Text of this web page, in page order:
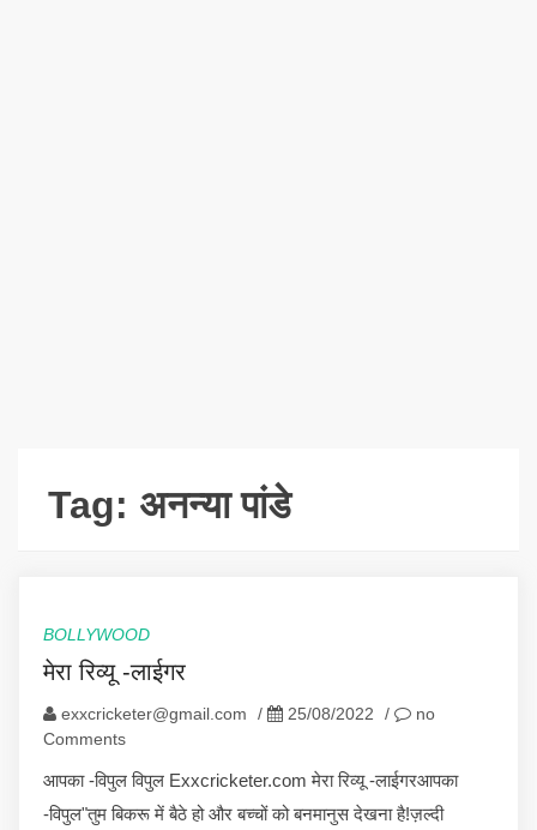
Tag: अनन्या पांडे
BOLLYWOOD
मेरा रिव्यू -लाईगर
exxcricketer@gmail.com / 25/08/2022 /
no
Comments
आपका -विपुल विपुल Exxcricketer.com मेरा रिव्यू -लाईगरआपका
-विपुल"तुम बिकरू में बैठे हो और बच्चों को बनमानुस देखना है!ज़ल्दी